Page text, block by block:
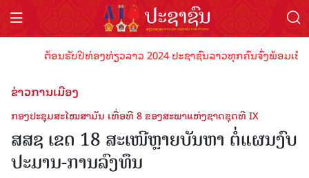
ຕ້ອນຮັບປີທ່ອງທ່ຽວລາວ 2024 ປະຊາຊົນລາວທຸກຄົນຈົ່ງພ້ອມເປັນ
ຂ່າວການເມືອງ
ກອງປະຊຸມສະໄໝສາມັນ ເທື່ອທີ 8 ຂອງສະພາແຫ່ງຊາດຊຸດທີ IX
ສສຊ ເຂດ 18 ສະເໜີຫຼາຍບັນຫາ ຕໍ່ແຜນງົບ
ປະມານ-ການລົງທຶນ